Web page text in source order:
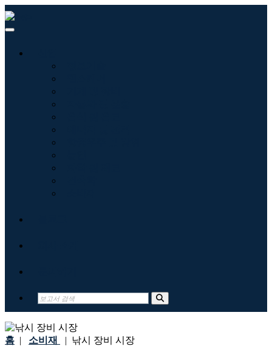
홈 | 소비재 | 낚시 장비 시장